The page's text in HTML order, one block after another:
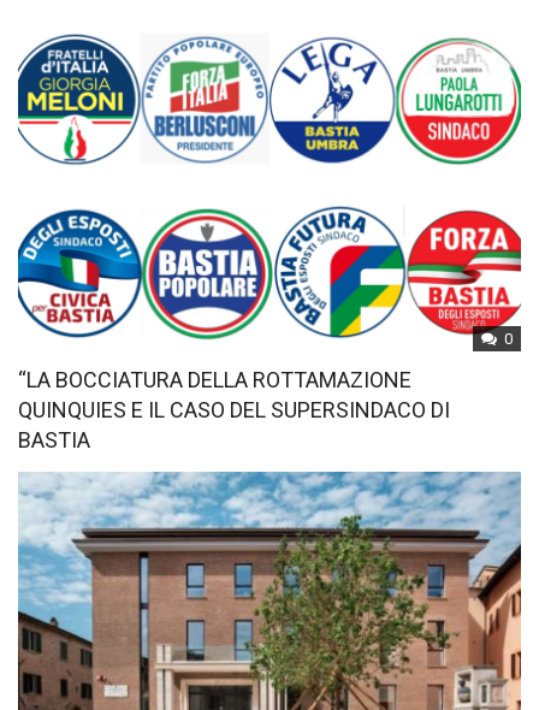
0
“LA BOCCIATURA DELLA ROTTAMAZIONE
QUINQUIES E IL CASO DEL SUPERSINDACO DI
BASTIA